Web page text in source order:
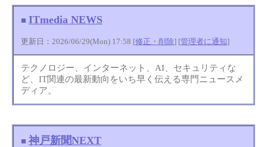
■ ITmedia NEWS
更新日：2026/06/29(Mon) 17:58 [修正・削除] [管理者に通知]
テクノロジー、インターネット、AI、セキュリティな
ど、IT関連の最新動向をいち早く伝える専門ニュースメ
ディア。
■ 神戸新聞NEXT